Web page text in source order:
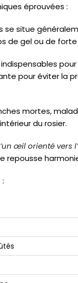
éprouvées :
se situe
de gel ou de
pour éviter la
mortes,
du rosier.
œil orienté vers
repousse